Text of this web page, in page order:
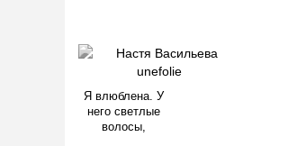
Я влюблена. У
него светлые
волосы,